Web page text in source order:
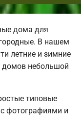
дома для
В нашем
летние и зимние
небольшой
типовые
фотографиями и